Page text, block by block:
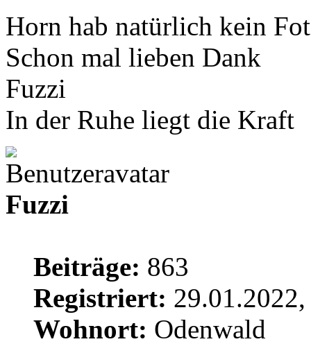
Horn hab natürlich kein
Schon mal lieben Dank
Fuzzi
In der Ruhe liegt die Kraft
Fuzzi
Beiträge: 863
Registriert:
Wohnort: Odenwald